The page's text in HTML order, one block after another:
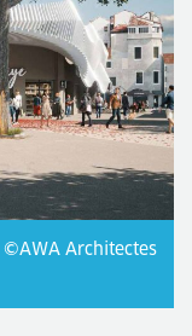
©AWA Architectes